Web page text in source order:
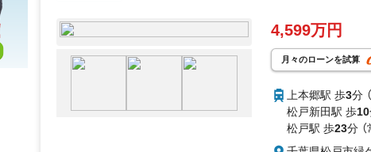
○緑ケ丘保育園:徒歩
○マルエツ上本郷店
○セブンイレブン松
○ヤックスドラッ
京成松戸線「上本
学校・コンビニ・
4,599万円
月々のローンを試算
上本郷駅 歩3分
松戸新田駅 歩10
松戸駅 歩23分